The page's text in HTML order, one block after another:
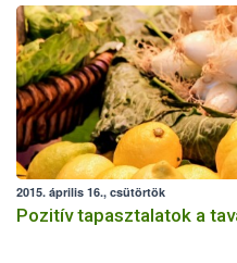
2015. április 16., csütörtök
Pozitív tapasztalatok a